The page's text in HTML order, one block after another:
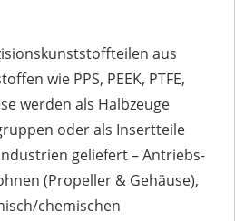
aus
wie PPS, PEEK, PTFE,
werden als Halbzeuge
oder als Insertteile
geliefert – Antriebs-
(Propeller & Gehäuse),
chemischen